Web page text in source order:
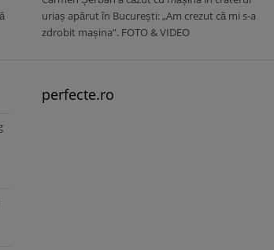
uriaș apărut în București: „Am crezut că mi s-a
zdrobit mașina”. FOTO & VIDEO
perfecte.ro